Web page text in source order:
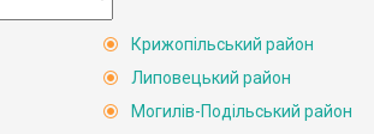
Крижопільський район
Липовецький район
Могилів-Подільський район